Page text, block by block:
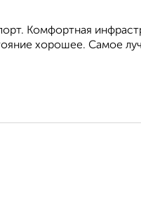
Комфортная
хорошее. Самое